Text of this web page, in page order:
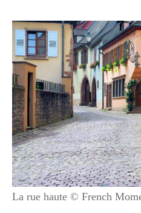
La rue haute © French